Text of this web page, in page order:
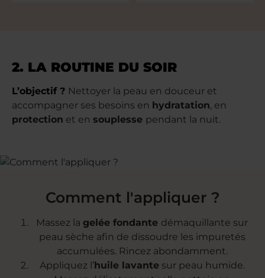
2. LA ROUTINE DU SOIR
L’objectif ? Nettoyer la peau en douceur et
accompagner ses besoins en hydratation, en
protection et en souplesse pendant la nuit.
Comment l'appliquer ?
Massez la gelée fondante démaquillante sur
peau sèche afin de dissoudre les impuretés
accumulées. Rincez abondamment.
Appliquez l’huile lavantesur peau humide.